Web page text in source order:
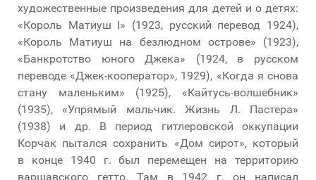
художественные произведения для детей и о детях:
«Король Матиуш I» (1923, русский перевод 1924),
«Король Матиуш на безлюдном острове» (1923),
«Банкротство юного Джека» (1924, в русском
переводе «Джек-кооператор», 1929), «Когда я снова
стану маленьким» (1925), «Кайтусь-волшебник»
(1935), «Упрямый мальчик. Жизнь Л. Пастера»
(1938) и др. В период гитлеровской оккупации
Корчак пытался сохранить «Дом сирот», который
в конце 1940 г. был перемещен на территорию
варшавского гетто. Там в 1942 г. он написал